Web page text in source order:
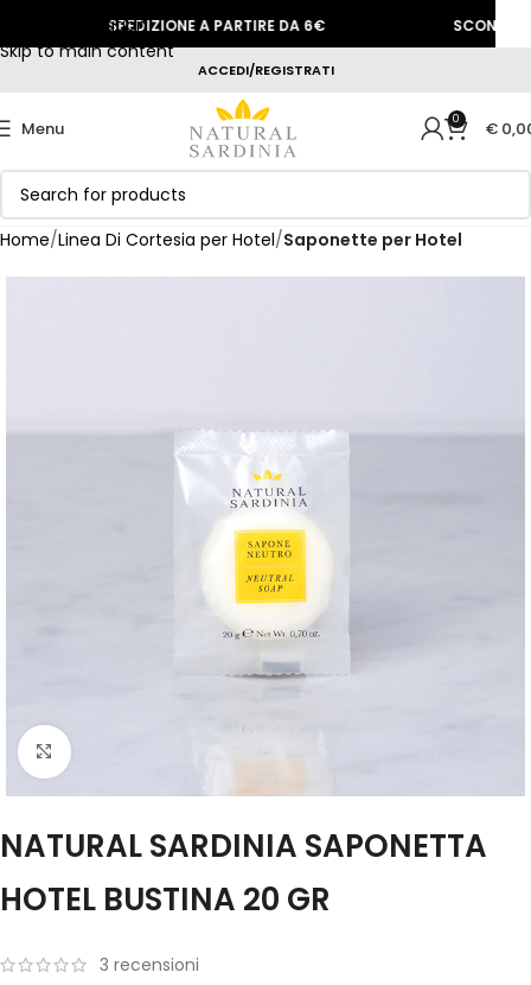
Skip to navigation
Skip to main content
ACCEDI/REGISTRATI
Menu 0 €
Home Linea Di Cortesia per Hotel Saponette per Hotel
Click to enlarge
NATURAL SARDINIA SAPONETTA
HOTEL BUSTINA 20 GR
3 recensioni
SPEDIZIONE A PARTIRE DA 6€ SCONTO